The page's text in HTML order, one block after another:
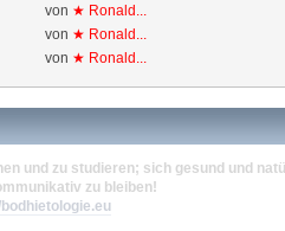
von ★ Ronald...
von ★ Ronald...
von ★ Ronald...
und zu studieren; sich gesund und
zu bleiben!